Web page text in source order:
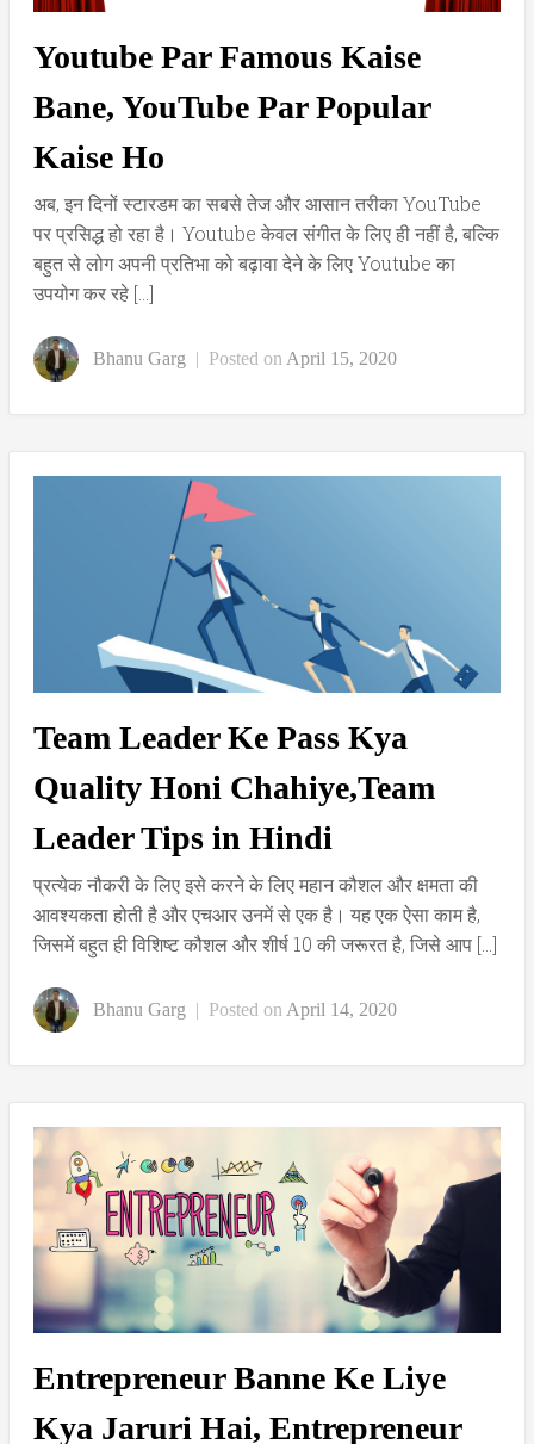
Youtube Par Famous Kaise
Bane, YouTube Par Popular
Kaise Ho
अब, इन दिनों स्टारडम का सबसे तेज और आसान तरीका YouTube
पर प्रसिद्ध हो रहा है। Youtube केवल संगीत के लिए ही नहीं है, बल्कि
बहुत से लोग अपनी प्रतिभा को बढ़ावा देने के लिए Youtube का
उपयोग कर रहे […]
Bhanu Garg | Posted on April 15, 2020
Team Leader Ke Pass Kya
Quality Honi Chahiye,Team
Leader Tips in Hindi
प्रत्येक नौकरी के लिए इसे करने के लिए महान कौशल और क्षमता की
आवश्यकता होती है और एचआर उनमें से एक है। यह एक ऐसा काम है,
जिसमें बहुत ही विशिष्ट कौशल और शीर्ष 10 की जरूरत है, जिसे आप […]
Bhanu Garg Posted onApril 14, 2020
Entrepreneur Banne Ke Liye
Kya Jaruri Hai, Entrepreneur